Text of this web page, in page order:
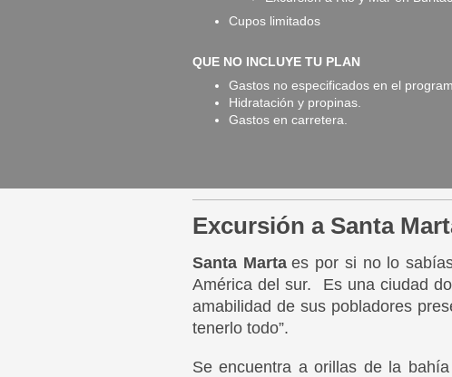
Cupos limitados
QUE NO INCLUYE TU PLAN
Gastos no especificados en el
Hidratación y propinas.
Gastos en carretera.
Excursión a Santa
Santa Marta es por si no lo
América del sur. Es una ciudad
amabilidad de sus pobladores
tenerlo todo”.
Se encuentra a orillas de la